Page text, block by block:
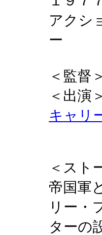
アクシ
ー
＜監督＞
＜出演＞
キャリ
＜スト
帝国軍
リー・
ターの